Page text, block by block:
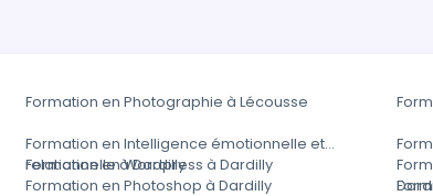
Formation en Photographie à Lécousse
Formation en Intelligence émotionnelle et
relationnelle à Dardilly
Formation en Wordpress à Dardilly
Formation en Photoshop à Dardilly